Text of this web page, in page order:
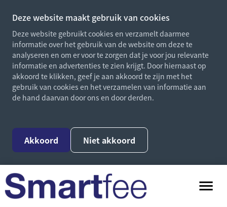
Deze website maakt gebruik van cookies
Deze website gebruikt cookies en verzamelt daarmee
informatie over het gebruik van de website om deze te
analyseren en om er voor te zorgen dat je voor jou relevante
informatie en advertenties te zien krijgt. Door hiernaast op
akkoord te klikken, geef je aan akkoord te zijn met het
gebruik van cookies en het verzamelen van informatie aan
de hand daarvan door ons en door derden.
Akkoord Niet akkoord